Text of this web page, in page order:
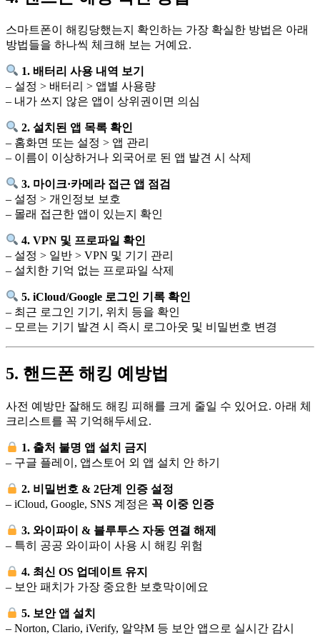
스마트폰이 해킹당했는지 확인하는 가장 확실한 방법은 아래
방법들을 하나씩 체크해 보는 거예요.
1. 배터리 사용 내역 보기
– 설정 > 배터리 > 앱별 사용량
– 내가 쓰지 않은 앱이 상위권이면 의심
2. 설치된 앱 목록 확인
– 홈화면 또는 설정 > 앱 관리
– 이름이 이상하거나 외국어로 된 앱 발견 시 삭제
3. 마이크·카메라 접근 앱 점검
– 설정 > 개인정보 보호
– 몰래 접근한 앱이 있는지 확인
4. VPN 및 프로파일 확인
– 설정 > 일반 > VPN 및 기기 관리
– 설치한 기억 없는 프로파일 삭제
5. iCloud/Google 로그인 기록 확인
– 최근 로그인 기기, 위치 등을 확인
– 모르는 기기 발견 시 즉시 로그아웃 및 비밀번호 변경
5. 핸드폰 해킹 예방법
사전 예방만 잘해도 해킹 피해를 크게 줄일 수 있어요. 아래 체
크리스트를 꼭 기억해두세요.
1. 출처 불명 앱 설치 금지
– 구글 플레이, 앱스토어 외 앱 설치 안 하기
2. 비밀번호 & 2단계 인증 설정
– iCloud, Google, SNS 계정은 꼭 이중 인증
3. 와이파이 & 블루투스 자동 연결 해제
– 특히 공공 와이파이 사용 시 해킹 위험
4. 최신 OS 업데이트 유지
– 보안 패치가 가장 중요한 보호막이에요
5. 보안 앱 설치
– Norton, Clario, iVerify, 알약M 등 보안 앱으로 실시간 감시